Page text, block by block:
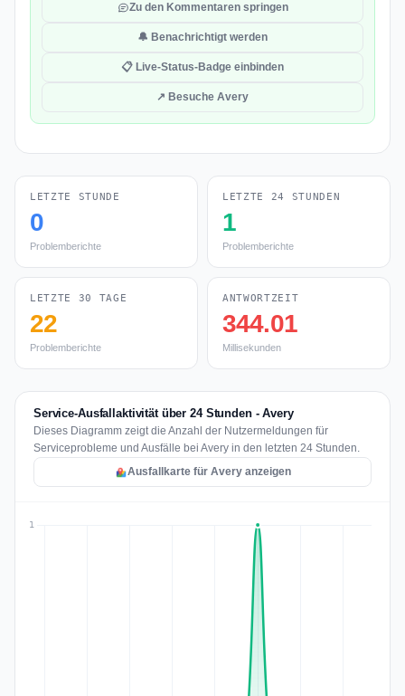
Zu den Kommentaren springen
🔔 Benachrichtigt werden
📋 Live-Status-Badge einbinden
↗ Besuche Avery
LETZTE STUNDE
0
Problemberichte
LETZTE 24 STUNDEN
1
Problemberichte
LETZTE 30 TAGE
22
Problemberichte
ANTWORTZEIT
344.01
Millisekunden
Service-Ausfallaktivität über 24 Stunden - Avery
Dieses Diagramm zeigt die Anzahl der Nutzermeldungen für
Serviceprobleme und Ausfälle bei Avery in den letzten 24 Stunden.
Ausfallkarte für Avery anzeigen